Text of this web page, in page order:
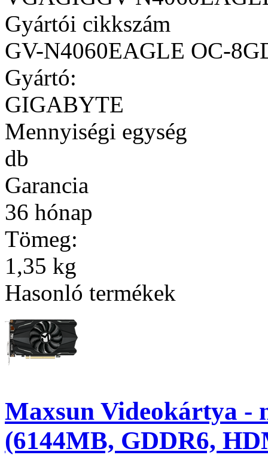
Gyártói cikkszám
GV-N4060EAGLE OC-
Gyártó:
GIGABYTE
Mennyiségi egység
db
Garancia
36 hónap
Tömeg:
1,35 kg
Hasonló termékek
Maxsun Videokártya -
(6144MB, GDDR6,